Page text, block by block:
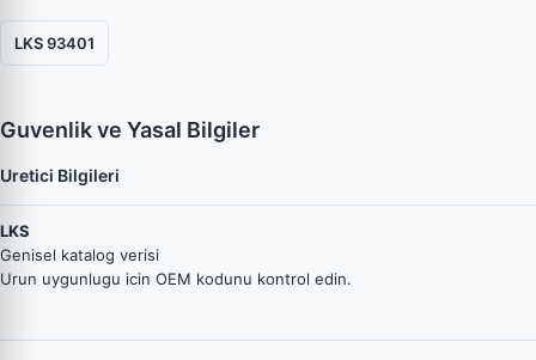
LKS 93401
Guvenlik ve Yasal Bilgiler
Uretici Bilgileri
LKS
Genisel katalog verisi
Urun uygunlugu icin OEM kodunu kontrol edin.